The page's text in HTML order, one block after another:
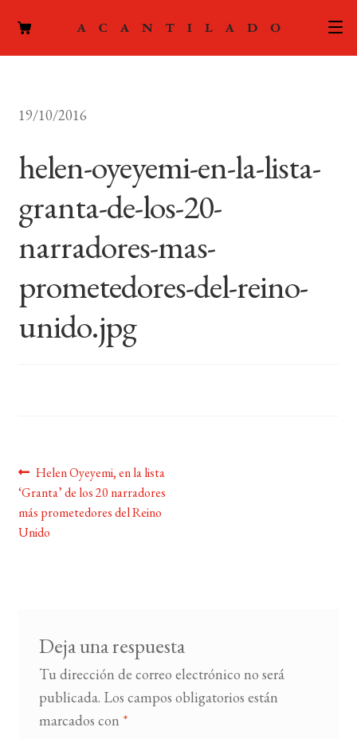
ACTUALIDAD
PODCAST
FOREIGN RIGHTS
19/10/2016
helen-oyeyemi-en-la-lista-
granta-de-los-20-
narradores-mas-
prometedores-del-reino-
unido.jpg
Navegación
de
entradas
Anterior:
Helen Oyeyemi, en la lista
‘Granta’ de los 20 narradores
más prometedores del Reino
Unido
Deja una respuesta
Tu dirección de correo electrónico no será
publicada. Los campos obligatorios están
marcados con *